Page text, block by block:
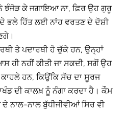
ਝੰਜੋੜ ਕੇ ਜਗਾਇਆ ਨਾ, ਫ਼ਿਰ ਉਹ ਗੁਰੂ
ਭਲੇ ਹਿੱਤ ਲਈ ਨਾਂਹ ਵਰਤਣ ਦੇ ਦੋਸ਼ੀ
ਤੇ ਪਦਾਰਥੀ ਹੋ ਚੁੱਕੇ ਹਨ, ਉਨ੍ਹਾਂ
ਹੀ ਨਹੀਂ ਕੀਤੀ ਜਾ ਸਕਦੀ, ਸਗੋਂ ਉਹ
ਹਨ, ਕਿਉਂਕਿ ਸੱਚ ਦਾ ਸੂਰਜ
ਦੀ ਕਾਲਖ਼ ਨੂੰ ਨੰਗਾ ਕਰਦਾ ਹੈ। ਕੌਮ
ਨਾਲ-ਨਾਲ ਬੁੱਧੀਜੀਵੀਆਂ ਸਿਰ ਵੀ